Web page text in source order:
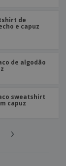
de
e capuz
de algodão
sweatshirt
capuz
›